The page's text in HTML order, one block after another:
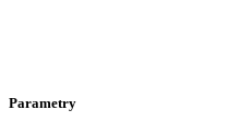
Parametry